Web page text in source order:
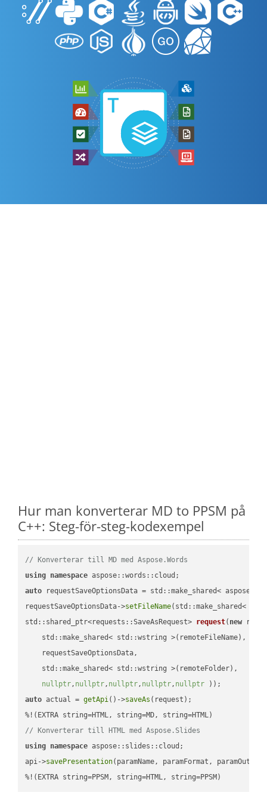
Hur man konverterar MD to PPSM på
C++: Steg-för-steg-kodexempel
// Konverterar till MD med Aspose.Words
using namespace
auto requestSaveOptionsData = std::make_shared<
requestSaveOptionsData->setFileName(std::make_shared<
std::shared_ptr<requests::SaveAsRequest> request( new
    std::make_shared< std::wstring >(remoteFileName),
    requestSaveOptionsData,
    std::make_shared< std::wstring >(remoteFolder),
nullptr, nullptr, nullptr, nullptr, nullptr ))
auto actual = getApi()->saveAs (request);
// Konverterar till HTML med Aspose.Slides
using namespace aspose::slides::cloud;
api->savePresentation(paramName, paramFormat,
%!(EXTRA string=PPSM, string=HTML, string=PPSM)